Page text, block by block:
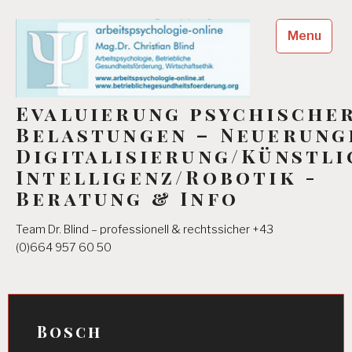
content
Evaluierung
Belastungen –
Digitalisierung/
Intelligenz/Robotik -
Beratung & Info
Team Dr. Blind – professionell & rechtssicher +43
(0)664 957 60 50
Menu
Bosch